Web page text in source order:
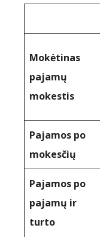
Mokėtinas
pajamų
mokestis
Pajamos po
mokesčių
Pajamos po
pajamų ir
turto